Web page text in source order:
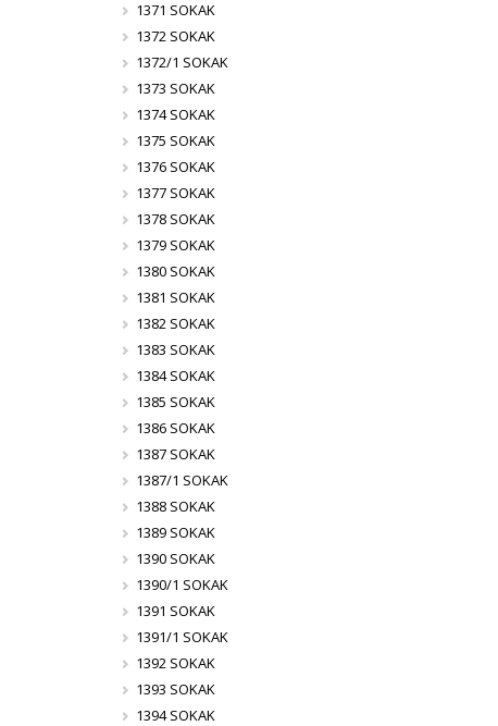
1371 SOKAK
1372 SOKAK
1372/1 SOKAK
1373 SOKAK
1374 SOKAK
1375 SOKAK
1376 SOKAK
1377 SOKAK
1378 SOKAK
1379 SOKAK
1380 SOKAK
1381 SOKAK
1382 SOKAK
1383 SOKAK
1384 SOKAK
1385 SOKAK
1386 SOKAK
1387 SOKAK
1387/1 SOKAK
1388 SOKAK
1389 SOKAK
1390 SOKAK
1390/1 SOKAK
1391 SOKAK
1391/1 SOKAK
1392 SOKAK
1393 SOKAK
1394 SOKAK